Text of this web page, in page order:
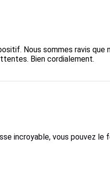
Nous sommes ravis
Bien cordialement.
incroyable, vous pouvez le